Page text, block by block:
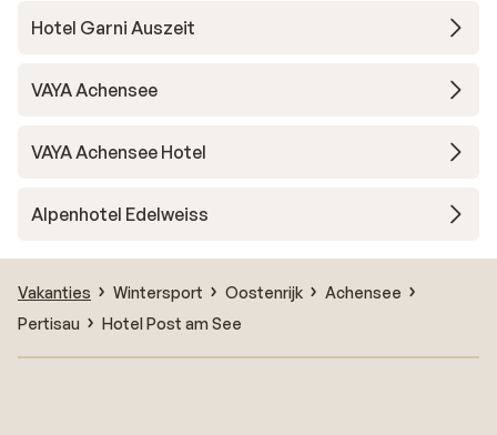
Hotel Garni Auszeit
VAYA Achensee
VAYA Achensee Hotel
Alpenhotel Edelweiss
Vakanties Wintersport Oostenrijk
Achensee
Pertisau
Hotel Post am See